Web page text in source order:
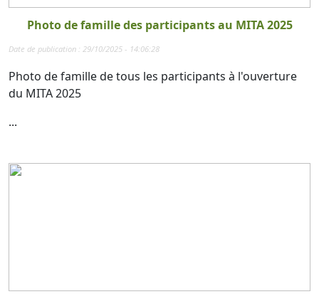
Photo de famille des participants au MITA 2025
Date de publication : 29/10/2025 - 14:06:28
Photo de famille de tous les participants à l'ouverture
du MITA 2025
...